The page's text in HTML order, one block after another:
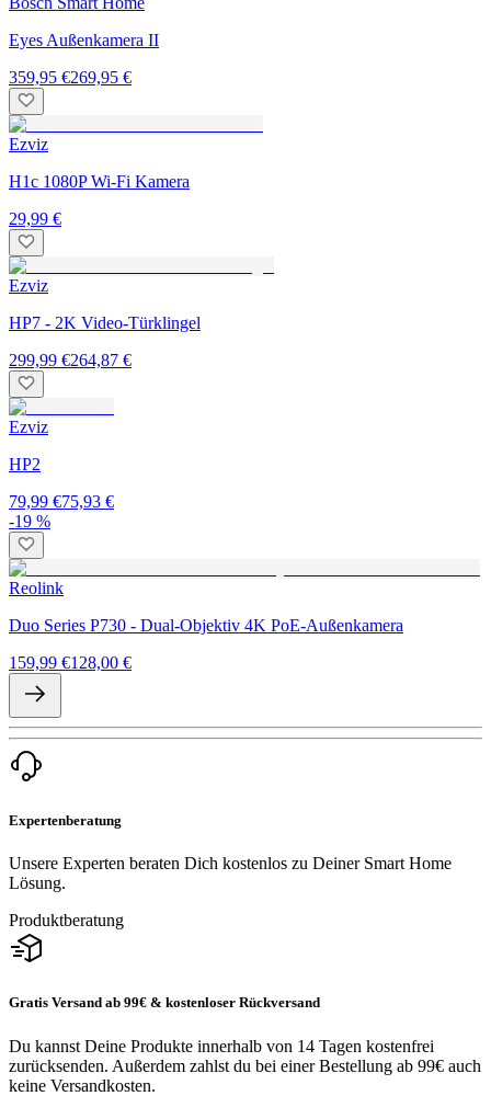
Eyes Außenkamera II
359,95 €269,95 €
Ezviz
H1c 1080P Wi-Fi Kamera
29,99 €
Ezviz
HP7 - 2K Video-Türklingel
299,99 €264,87 €
Ezviz
HP2
79,99 €75,93 €
-19 %
Reolink
Duo Series P730 - Dual-Objektiv 4K PoE-Außenkamera
159,99 €128,00 €
Expertenberatung
Unsere Experten beraten Dich kostenlos zu Deiner Smart Home
Lösung.
Produktberatung
Gratis Versand ab 99€ & kostenloser Rückversand
Du kannst Deine Produkte innerhalb von 14 Tagen kostenfrei
zurücksenden. Außerdem zahlst du bei einer Bestellung ab 99€ auch
keine Versandkosten.